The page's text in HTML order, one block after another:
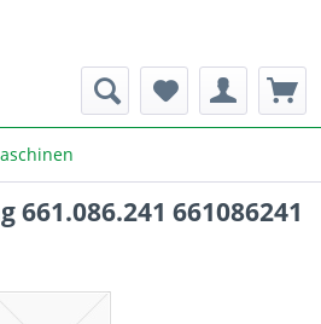
661.086.241 661086241